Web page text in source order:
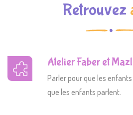
Retrouvez
Atelier Faber et
Parler pour que les
que les enfants parlent.